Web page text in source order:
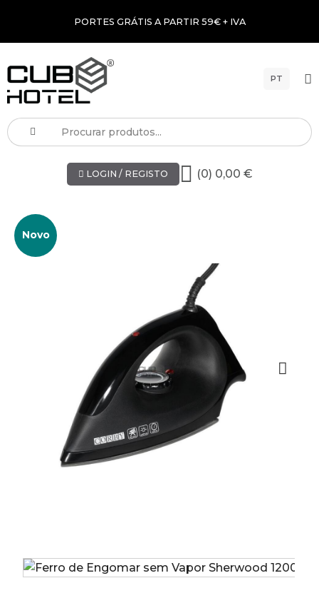
PORTES GRÁTIS A PARTIR 59€ + IVA
PT
LOGIN / REGISTO (0) 0,00 €
Novo